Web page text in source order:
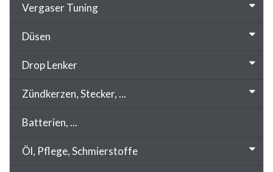
Vergaser Tuning
Düsen
Drop Lenker
Zündkerzen, Stecker, ...
Batterien, ...
Öl, Pflege, Schmierstoffe